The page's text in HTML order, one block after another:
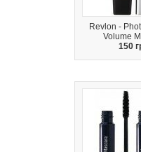
Revlon -
Volume
150